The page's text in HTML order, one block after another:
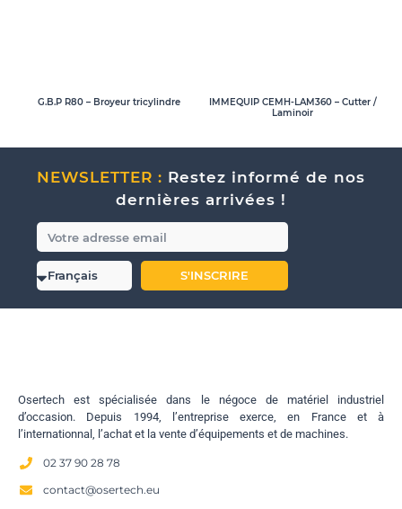
G.B.P R80 – Broyeur tricylindre
IMMEQUIP CEMH-LAM360 – Cutter /
Laminoir
NEWSLETTER : Restez informé de nos
dernières arrivées !
S'INSCRIRE
Osertech est spécialisée dans le négoce de matériel industriel
d’occasion. Depuis 1994, l’entreprise exerce, en France et à
l’internationnal, l’achat et la vente d’équipements et de machines.
02 37 90 28 78
contact@osertech.eu